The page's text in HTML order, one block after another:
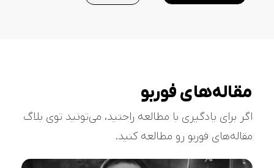
مقاله‌های فوربو
اگر برای یادگیری با مطالعه راحتید، می‌تونید توی بلاگ
مقاله‌های فوربو رو مطالعه کنید.